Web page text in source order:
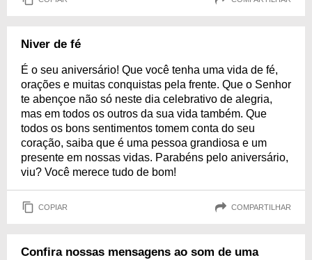
Niver de fé
É o seu aniversário! Que você tenha uma vida de fé,
orações e muitas conquistas pela frente. Que o Senhor
te abençoe não só neste dia celebrativo de alegria,
mas em todos os outros da sua vida também. Que
todos os bons sentimentos tomem conta do seu
coração, saiba que é uma pessoa grandiosa e um
presente em nossas vidas. Parabéns pelo aniversário,
viu? Você merece tudo de bom!
COPIAR COMPARTILHAR
Confira nossas mensagens ao som de uma